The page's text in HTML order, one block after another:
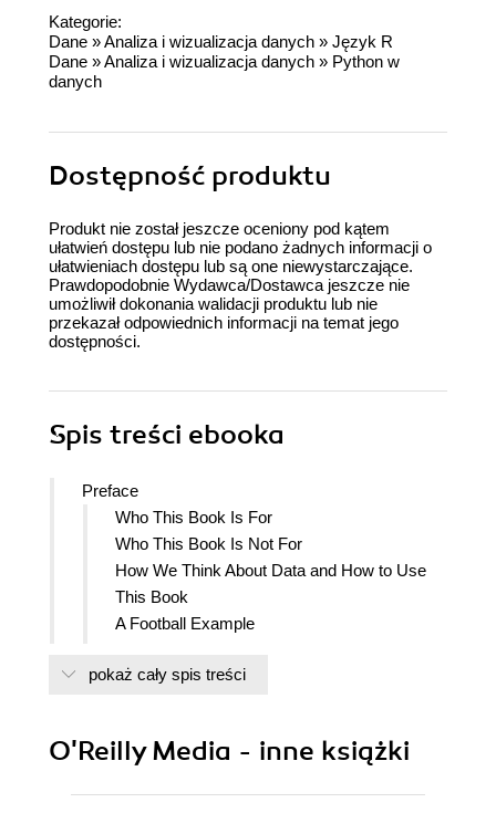
Kategorie:
Dane »Analiza i wizualizacja danych » Język R
Dane »Analiza i wizualizacja danych » Python w
danych
Dostępność produktu
Produkt nie został jeszcze oceniony pod kątem
ułatwień dostępu lub nie podano żadnych informacji o
ułatwieniach dostępu lub są one niewystarczające.
Prawdopodobnie Wydawca/Dostawca jeszcze nie
umożliwił dokonania walidacji produktu lub nie
przekazał odpowiednich informacji na temat jego
dostępności.
Spis treści ebooka
Preface
Who This Book Is For
Who This Book Is Not For
How We Think About Data and How to Use
This Book
A Football Example
Conventions Used in This Book
How to Contact Us
pokaż cały spis treści
O'Reilly Media - inne książki